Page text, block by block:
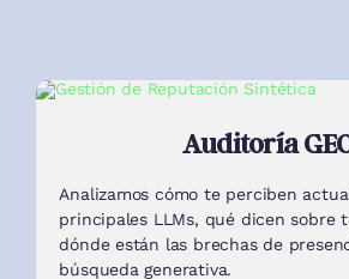
Auditoría
Analizamos cómo te perciben
principales LLMs, qué dicen sobre
dónde están las brechas de
búsqueda generativa.